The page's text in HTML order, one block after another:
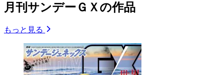
月刊サンデーＧＸの作品
もっと見る